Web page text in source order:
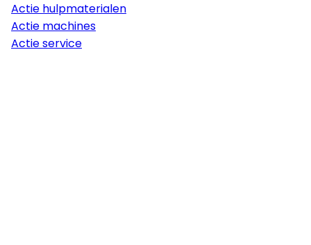
Actie hulpmaterialen
Actie machines
Actie service